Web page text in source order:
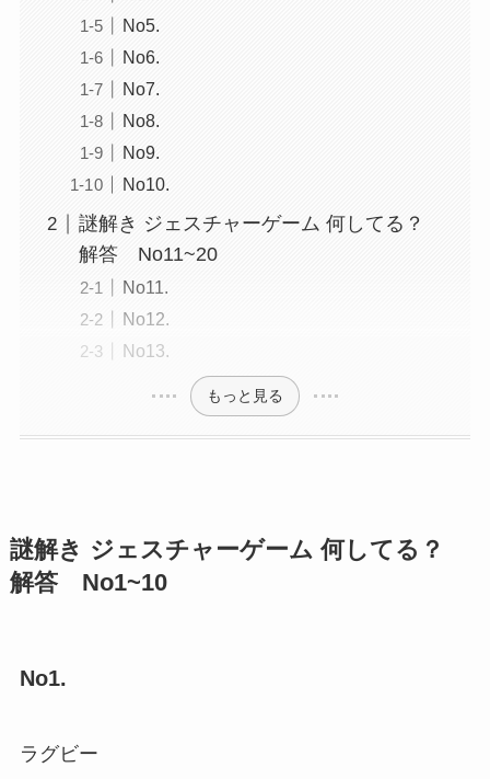
No5.
No6.
No7.
No8.
No9.
No10.
謎解き ジェスチャーゲーム 何してる？
解答 No11~20
No11.
No12.
No13.
もっと見る
謎解き ジェスチャーゲーム 何してる？
解答 No1~10
No1.
ラグビー